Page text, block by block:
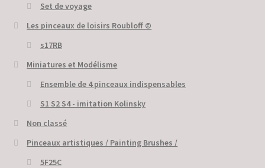
Set de voyage
Les pinceaux de loisirs Roubloff ©
s17RB
Miniatures et Modélisme
Ensemble de 4 pinceaux indispensables
S1 S2 S4 - imitation Kolinsky
Non classé
Pinceaux artistiques / Painting Brushes /
5F25C